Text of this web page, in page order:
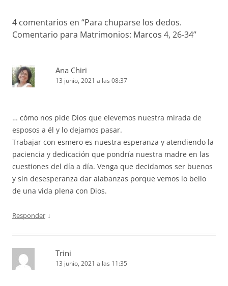
4 comentarios en “Para chuparse los dedos.
Comentario para Matrimonios: Marcos 4, 26-34”
Ana Chiri
13 junio, 2021 a las 08:37
… cómo nos pide Dios que elevemos nuestra mirada de
esposos a él y lo dejamos pasar.
Trabajar con esmero es nuestra esperanza y atendiendo la
paciencia y dedicación que pondría nuestra madre en las
cuestiones del día a día. Venga que decidamos ser buenos
y sin desesperanza dar alabanzas porque vemos lo bello
de una vida plena con Dios.
Responder ↓
Trini
13 junio, 2021 a las 11:35